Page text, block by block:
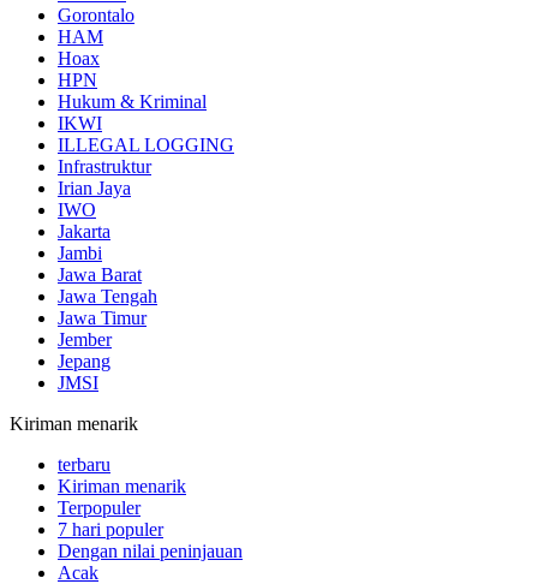
Gorontalo
HAM
Hoax
HPN
Hukum & Kriminal
IKWI
ILLEGAL LOGGING
Infrastruktur
Irian Jaya
IWO
Jakarta
Jambi
Jawa Barat
Jawa Tengah
Jawa Timur
Jember
Jepang
JMSI
Kiriman menarik
terbaru
Kiriman menarik
Terpopuler
7 hari populer
Dengan nilai peninjauan
Acak